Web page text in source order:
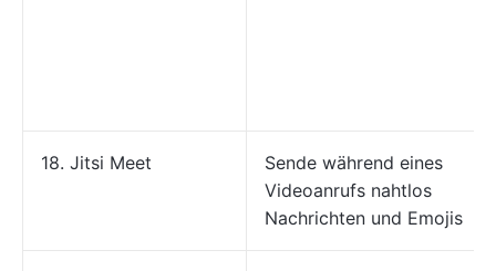
18. Jitsi Meet
Sende während eines
Videoanrufs nahtlos
Nachrichten und Emojis